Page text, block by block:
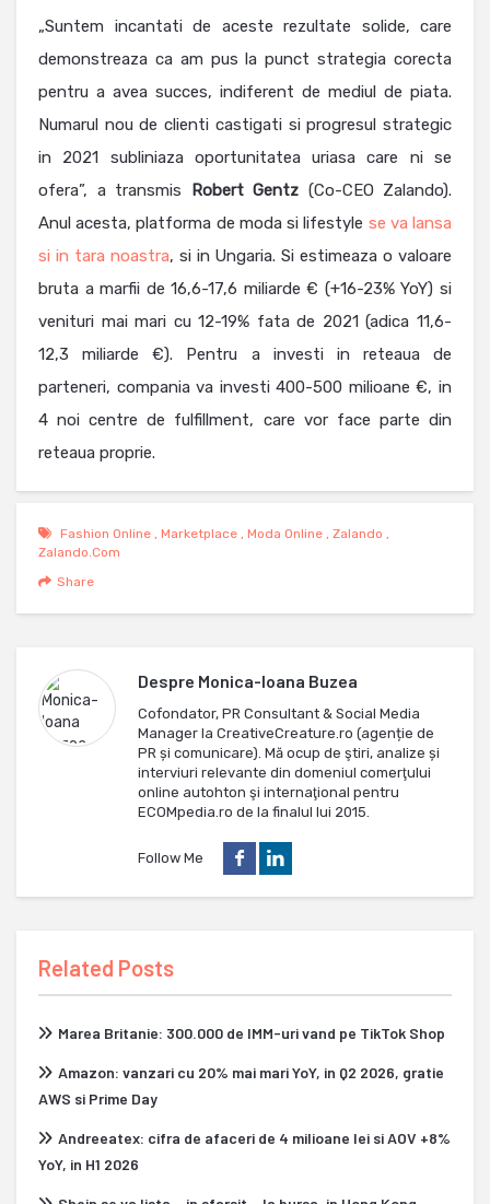
„Suntem incantati de aceste rezultate solide, care
demonstreaza ca am pus la punct strategia corecta
pentru a avea succes, indiferent de mediul de piata.
Numarul nou de clienti castigati si progresul strategic
in 2021 subliniaza oportunitatea uriasa care ni se
ofera”, a transmis Robert Gentz (Co-CEO Zalando).
Anul acesta, platforma de moda si lifestyle se va lansa
si in tara noastra, si in Ungaria. Si estimeaza o valoare
bruta a marfii de 16,6-17,6 miliarde € (+16-23% YoY) si
venituri mai mari cu 12-19% fata de 2021 (adica 11,6-
12,3 miliarde €). Pentru a investi in reteaua de
parteneri, compania va investi 400-500 milioane €, in
4 noi centre de fulfillment, care vor face parte din
reteaua proprie.
Fashion Online , Marketplace , Moda Online , Zalando ,
Zalando.com
Share
Despre Monica-Ioana Buzea
Cofondator, PR Consultant & Social Media
Manager la CreativeCreature.ro (agenție de
PR și comunicare). Mă ocup de ştiri, analize și
interviuri relevante din domeniul comerţului
online autohton şi internaţional pentru
ECOMpedia.ro de la finalul lui 2015.
Follow Me
Related Posts
Marea Britanie: 300.000 de IMM-uri vand pe TikTok Shop
Amazon: vanzari cu 20% mai mari YoY, in Q2 2026, gratie
AWS si Prime Day
Andreeatex: cifra de afaceri de 4 milioane lei si AOV +8%
YoY, in H1 2026